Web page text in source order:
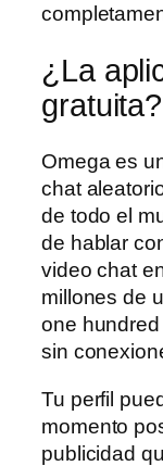
¿La
gratuita?
Omega es
chat
de todo el
de hablar
video chat
millones de
one
sin
Tu perfil
momento
publicidad